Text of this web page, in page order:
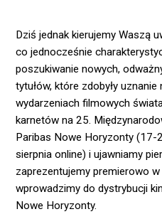
Dziś jednak kierujemy Waszą
co jednocześnie
poszukiwanie nowych,
tytułów, które zdobyły
wydarzeniach filmowych
karnetów na 25.
Paribas Nowe Horyzonty (17-
sierpnia online) i ujawniamy
zaprezentujemy premierowo
wprowadzimy do dystrybucji
Nowe Horyzonty.